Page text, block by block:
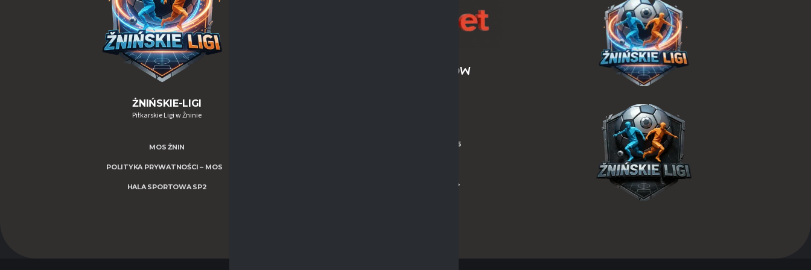
ŻNIŃSKIE-LIGI
Piłkarskie Ligi w Żninie
MOS ŻNIN
POLITYKA PRYWATNOŚCI – MOS
HALA SPORTOWA SP2
ARCHIWUM SEZONÓW
LPH MOS OLDBOYS 2024/2025
PL MOS ORLIK OLDBOYS 2024